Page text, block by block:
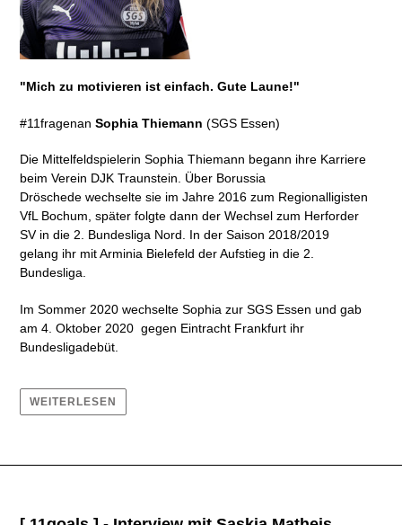
"Mich zu motivieren ist einfach. Gute Laune!"
#11fragenan Sophia Thiemann (SGS Essen)
Die Mittelfeldspielerin Sophia Thiemann begann ihre Karriere
beim Verein DJK Traunstein. Über Borussia
Dröschede wechselte sie im Jahre 2016 zum Regionalligisten
VfL Bochum, später folgte dann der Wechsel zum Herforder
SV in die 2. Bundesliga Nord. In der Saison 2018/2019
gelang ihr mit Arminia Bielefeld der Aufstieg in die 2.
Bundesliga.
Im Sommer 2020 wechselte Sophia zur SGS Essen und gab
am 4. Oktober 2020 gegen Eintracht Frankfurt ihr
Bundesligadebüt.
WEITERLESEN